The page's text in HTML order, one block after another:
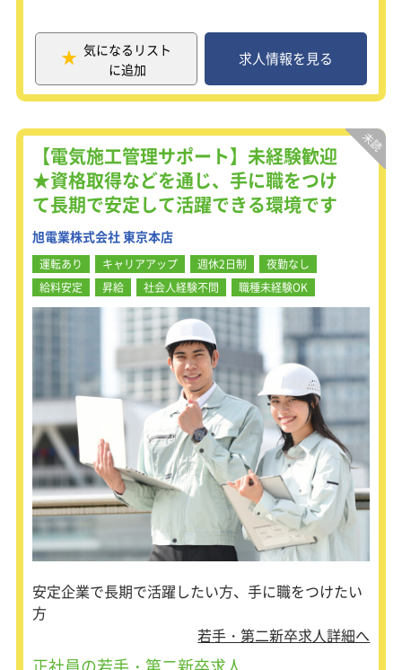
第！スタッフの採用から育成、ご利用
者の獲得から業績管理まで、一つの施
設の経営全般を経験することができま
す。入社後は各種研修を行いキャリア
ます。
【介護業務の内容】
食事・更衣・入浴・排せつなどの介助
全般
作成
レクリエーションやイベントの企画・
運営
【施設運営のマネジメント業務の内
容】
スタッフのマネジメント、施設の業績
管理
運営方針の検討などの管理業務全般
シフト作成、勤怠管理
営業、売上管理、スタッフ会議
気になるリスト
に追加
求人情報を見る
【電気施工管理サポート】未経験歓迎
★資格取得などを通じ、手に職をつけ
て長期で安定して活躍できる環境です
旭電業株式会社 東京本店
運転あり キャリアアップ 週休2日制
夜勤なし
給料安定
昇給 社会人経験不問 職種未経験OK
安定企業で長期で活躍したい方、手に職をつけたい
方
若手・第二新卒求人詳細へ